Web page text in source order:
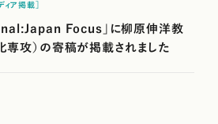
ィア掲載］
Focus」に柳原伸洋教
専攻）の寄稿が掲載されました